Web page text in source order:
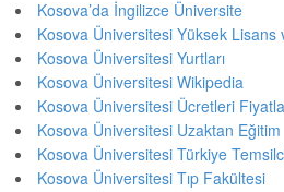
Kosova’da İngilizce Üniversite
Kosova Üniversitesi Yüksek Lisans
Kosova Üniversitesi Yurtları
Kosova Üniversitesi Wikipedia
Kosova Üniversitesi Ücretleri
Kosova Üniversitesi Uzaktan Eğitim
Kosova Üniversitesi Türkiye
Kosova Üniversitesi Tıp Fakültesi